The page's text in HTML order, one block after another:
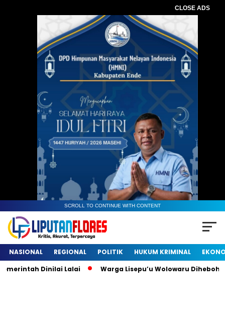
CLOSE ADS
SCROLL TO CONTINUE WITH CONTENT
NASIONAL REGIONAL POLITIK HUKUM KRIMINAL
Dinilai Lalai
Warga Lisepu’u Wolowaru Dihebohkan